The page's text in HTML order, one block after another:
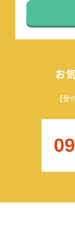
お
【